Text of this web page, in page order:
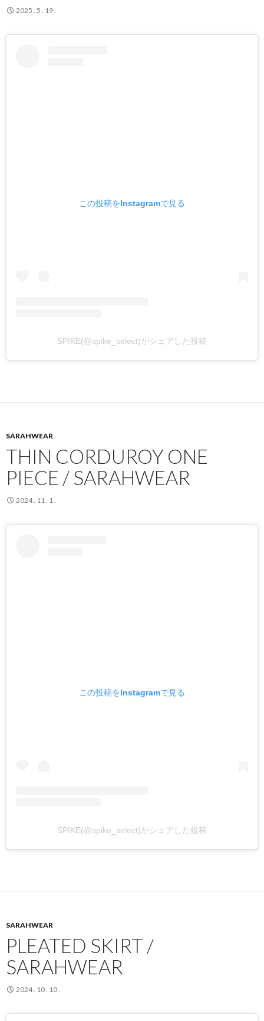
2025 . 5 . 19 .
この投稿をInstagramで見る
SPIKE(@spike_select)がシェアした投稿
SARAHWEAR
THIN CORDUROY ONE
PIECE / SARAHWEAR
2024 . 11 . 1 .
この投稿をInstagramで見る
SPIKE(@spike_select)がシェアした投稿
SARAHWEAR
PLEATED SKIRT /
SARAHWEAR
2024 . 10 . 10 .